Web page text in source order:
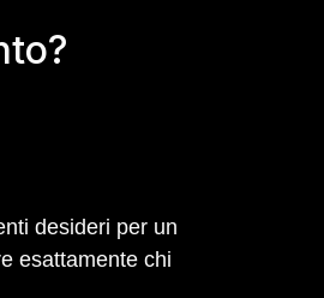
desideri per un
esattamente chi